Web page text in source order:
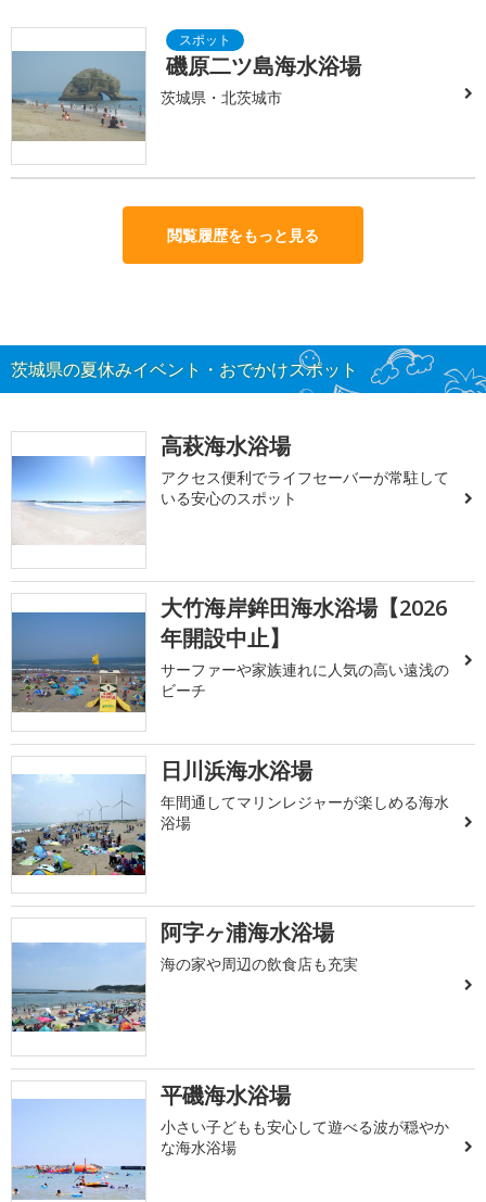
磯原二ツ島海水浴場
茨城県・北茨城市
閲覧履歴をもっと見る
茨城県の夏休みイベント・おでかけスポット
高萩海水浴場
アクセス便利でライフセーバーが常駐して
いる安心のスポット
大竹海岸鉾田海水浴場【2026
年開設中止】
サーファーや家族連れに人気の高い遠浅の
ビーチ
日川浜海水浴場
年間通してマリンレジャーが楽しめる海水
浴場
阿字ヶ浦海水浴場
海の家や周辺の飲食店も充実
平磯海水浴場
小さい子どもも安心して遊べる波が穏やか
な海水浴場